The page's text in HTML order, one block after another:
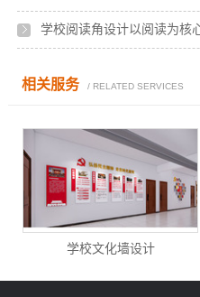
学校阅读角设计以阅读为核
相关服务 / RELATED SERVICES
学校文化墙设计